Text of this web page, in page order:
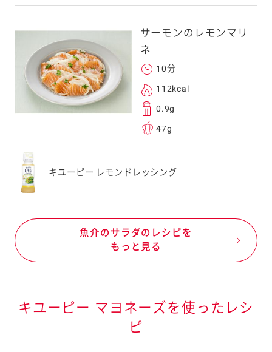
サーモンのレモンマリ
ネ
10分
112kcal
0.9g
47g
キユーピー レモンドレッシング
魚介のサラダのレシピを
もっと見る
キユーピー マヨネーズを使ったレシ
ピ